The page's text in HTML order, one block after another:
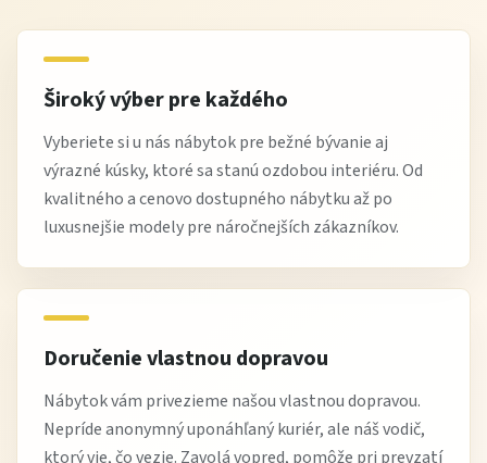
Široký výber pre každého
Vyberiete si u nás nábytok pre bežné bývanie aj
výrazné kúsky, ktoré sa stanú ozdobou interiéru. Od
kvalitného a cenovo dostupného nábytku až po
luxusnejšie modely pre náročnejších zákazníkov.
Doručenie vlastnou dopravou
Nábytok vám privezieme našou vlastnou dopravou.
Nepríde anonymný uponáhľaný kuriér, ale náš vodič,
ktorý vie, čo vezie. Zavolá vopred, pomôže pri prevzatí